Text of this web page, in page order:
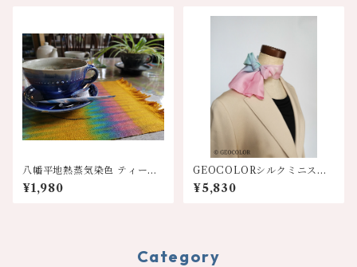
八幡平地熱蒸気染色 ティーマ
ット 各色
¥1,980
GEOCOLORシルクミニスカ
ーフ【ピンク系グラデーショ
ン】
¥5,830
Category